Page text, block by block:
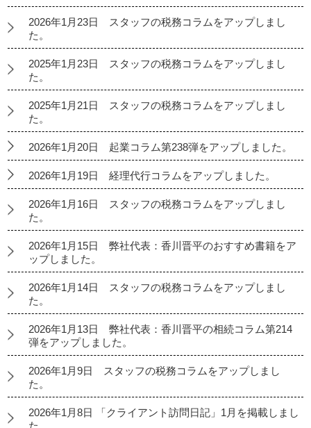
2026年1月23日 スタッフの税務コラムをアップしまし
た。
2025年1月23日 スタッフの税務コラムをアップしまし
た。
2025年1月21日 スタッフの税務コラムをアップしまし
た。
2026年1月20日 起業コラム第238弾をアップしました。
2026年1月19日 経理代行コラムをアップしました。
2026年1月16日 スタッフの税務コラムをアップしまし
た。
2026年1月15日 弊社代表：香川晋平のおすすめ書籍をア
ップしました。
2026年1月14日 スタッフの税務コラムをアップしまし
た。
2026年1月13日 弊社代表：香川晋平の相続コラム第214
弾をアップしました。
2026年1月9日 スタッフの税務コラムをアップしまし
た。
2026年1月8日 「クライアント訪問日記」1月を掲載しまし
た。